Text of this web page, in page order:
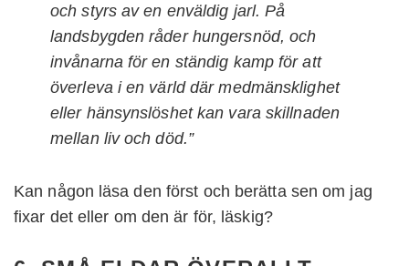
och styrs av en enväldig jarl. På
landsbygden ­råder hungers­nöd, och
invånarna för en ständig kamp för att
överleva i en värld där medmänsklighet
eller hänsynslöshet kan vara skillnaden
mellan liv och död.”
Kan någon läsa den först och berätta sen om jag
fixar det eller om den är för, läskig?